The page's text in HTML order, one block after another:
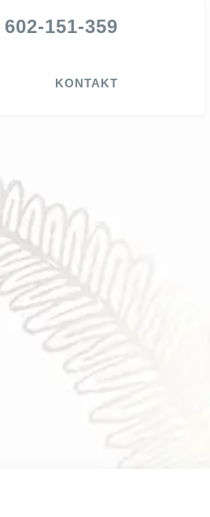
602-151-359
KONTAKT